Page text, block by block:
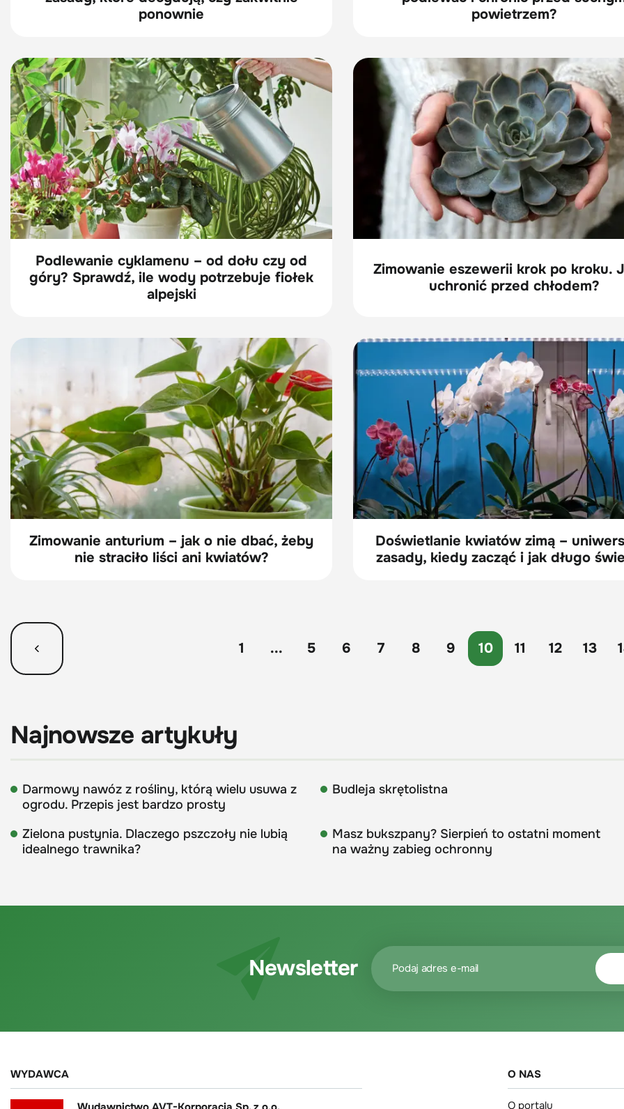
ponownie
powietrzem?
Podlewanie cyklamenu – od dołu czy od
góry? Sprawdź, ile wody potrzebuje fiołek
alpejski
Zimowanie eszewerii krok po kroku.
uchronić przed chłodem?
Zimowanie anturium – jak o nie dbać, żeby
nie straciło liści ani kwiatów?
Doświetlanie kwiatów zimą –
zasady, kiedy zacząć i jak długo
1 ... 5 6 7 8 9 10 11 12 13
Najnowsze artykuły
Darmowy nawóz z rośliny, którą wielu usuwa z
ogrodu. Przepis jest bardzo prosty
Budleja skrętolistna
Zielona pustynia. Dlaczego pszczoły nie lubią
idealnego trawnika?
Masz bukszpany? Sierpień to ostatni moment
na ważny zabieg ochronny
Newsletter
WYDAWCA O NAS
O portalu